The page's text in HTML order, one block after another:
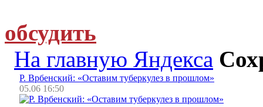
обсудить
На главную Яндекса
Р. Врбенский: «Оставим туберкулез в прошлом»
05.06 16:50